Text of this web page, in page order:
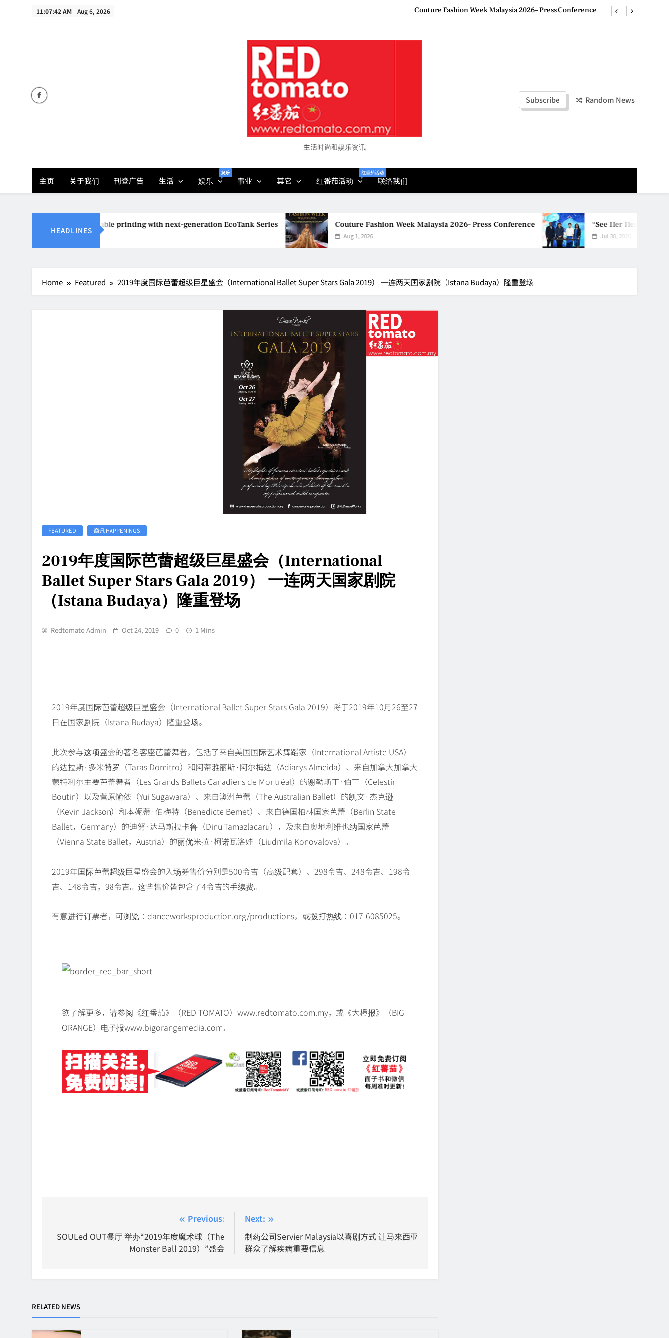
11:07:42 AM Aug 6, 2026 Couture Fashion Week Malaysia 2026– Press Conference
Couture Fashion Week Malaysia 2026– Press Conference
“See Her Heal – 1,000 Untold Stories” 为马来西亚妈妈提供分享剖腹产复原历程的空间
2026 全国房地产大奖创历史纪录 见证马来西亚房地产经纪行业蓬勃发展
生活时尚和娱乐资讯
Subscribe Random News
主页 关于我们 刊登广告 生活 娱乐
娱乐
事业 其它 红番茄活动
红番茄活动
联络我们
HEADLINES
Epson reinvents affordable printing with next-generation EcoTank Series Couture Fashion Week Malaysia 2026– Press Conference
Aug 1, 2026
“See Her Heal – 1,000
Jul 30, 2026
Home Featured 2019年度国际芭蕾超级巨星盛会（International Ballet Super Stars Gala 2019） 一连两天国家剧院（Istana Budaya）隆重登场
FEATURED 商讯 HAPPENINGS
2019年度国际芭蕾超级巨星盛会（International
Ballet Super Stars Gala 2019） 一连两天国家剧院
（Istana Budaya）隆重登场
Redtomato Admin Oct 24, 2019 0 1 Mins
2019年度国际芭蕾超级巨星盛会（International Ballet Super Stars Gala 2019）将于2019年10月26至27
日在国家剧院（Istana Budaya）隆重登场。
此次参与这项盛会的著名客座芭蕾舞者，包括了来自美国国际艺术舞蹈家（International Artiste USA）
的达拉斯·多米特罗（Taras Domitro）和阿蒂雅丽斯·阿尔梅达（Adiarys Almeida）、来自加拿大加拿大
蒙特利尔主要芭蕾舞者（Les Grands Ballets Canadiens de Montréal）的谢勒斯丁·伯丁（Celestin
Boutin）以及菅原愉依（Yui Sugawara）、来自澳洲芭蕾（The Australian Ballet）的凯文·杰克逊
（Kevin Jackson）和本妮蒂·伯梅特（Benedicte Bemet）、来自德国柏林国家芭蕾（Berlin State
Ballet，Germany）的迪努·达马斯拉卡鲁（Dinu Tamazlacaru），及来自奥地利维也纳国家芭蕾
（Vienna State Ballet，Austria）的丽优米拉·柯诺瓦洛娃（Liudmila Konovalova）。
2019年国际芭蕾超级巨星盛会的入场券售价分别是500令吉（高级配套）、298令吉、248令吉、198令
吉、148令吉，98令吉。这些售价皆包含了4令吉的手续费。
有意进行订票者，可浏览：danceworksproduction.org/productions，或拨打热线：017-6085025。
欲了解更多，请参阅《红番茄》（RED TOMATO）www.redtomato.com.my，或《大橙报》（BIG
ORANGE）电子报www.bigorangemedia.com。
navigation
Previous:
SOULed OUT餐厅 举办“2019年度魔术球（The
Monster Ball 2019）”盛会
Next:
制药公司Servier Malaysia以喜剧方式 让马来西亚
群众了解疾病重要信息
RELATED NEWS